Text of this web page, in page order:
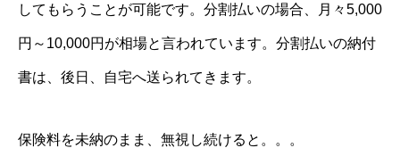
してもらうことが可能です。分割払いの場合、月々5,000
円～10,000円が相場と言われています。分割払いの納付
書は、後日、自宅へ送られてきます。
保険料を未納のまま、無視し続けると。。。